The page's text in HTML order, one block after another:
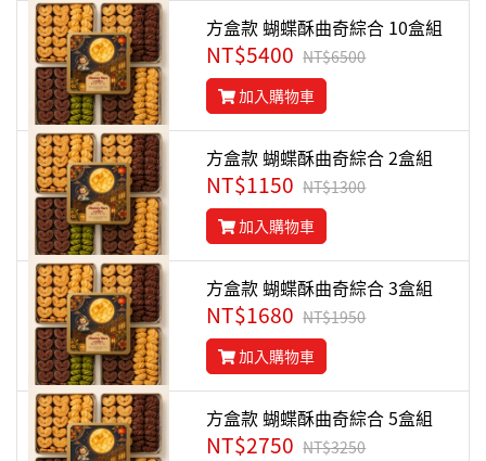
方盒款 蝴蝶酥曲奇綜合 10盒組
NT$5400 NT$6500
加入購物車
方盒款 蝴蝶酥曲奇綜合 2盒組
NT$1150 NT$1300
加入購物車
方盒款 蝴蝶酥曲奇綜合 3盒組
NT$1680 NT$1950
加入購物車
方盒款 蝴蝶酥曲奇綜合 5盒組
NT$2750 NT$3250